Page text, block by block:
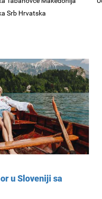
Srb Hrvatska
u Sloveniji sa